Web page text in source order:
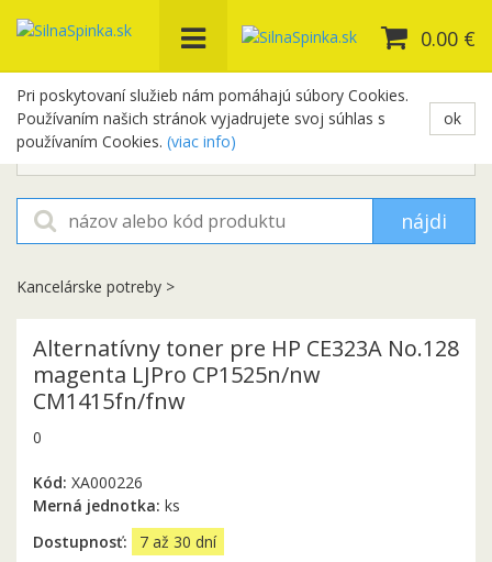
Pri poskytovaní služieb nám pomáhajú súbory Cookies.
Používaním našich stránok vyjadrujete svoj súhlas s
používaním Cookies. (viac info)
ok
0.00 €
+421 948 654 329
objednavky@silnaspinka.sk
nájdi
Kancelárske potreby >
Alternatívny toner pre HP CE323A No.128
magenta LJPro CP1525n/nw
CM1415fn/fnw
0
Kód: XA000226
Merná jednotka: ks
Dostupnosť:
7 až 30 dní